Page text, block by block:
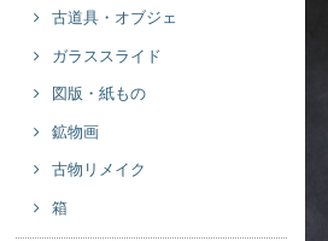
古道具・オブジェ
ガラススライド
図版・紙もの
鉱物画
古物リメイク
箱